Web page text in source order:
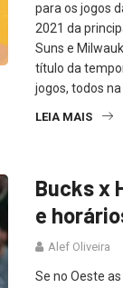
para os jogos
2021 da
Suns e
título da
jogos, todos na
LEIA MAIS
Bucks x
e
Alef Oliveira
Se no Oeste